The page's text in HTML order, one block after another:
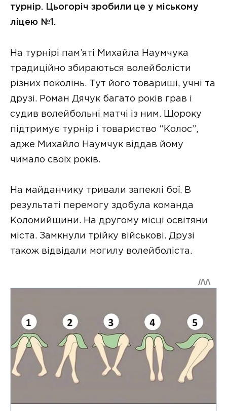
турнір. Цьогоріч зробили це у міському
ліцею №1.
На турнірі пам’яті Михайла Наумчука
традиційно збираються волейболісти
різних поколінь. Тут його товариші, учні та
друзі. Роман Дячук багато років грав і
судив волейбольні матчі із ним. Щороку
підтримує турнір і товариство “Колос”,
адже Михайло Наумчук віддав йому
чимало своїх років.
На майданчику тривали запеклі бої. В
результаті перемогу здобула команда
Коломийщини. На другому місці освітяни
міста. Замкнули трійку військові. Друзі
також відвідали могилу волейболіста.